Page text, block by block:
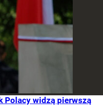
Polacy widzą pierwszą